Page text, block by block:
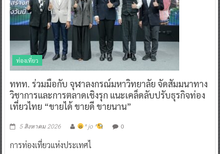
ท่องเที่ยว
ททท. ร่วมมือกับ จุฬาลงกรณ์มหาวิทยาลัย จัดสัมมนาทาง
วิชาการและการตลาดเชิงรุก แนะเคล็ดลับปรับธุรกิจท่อง
เที่ยวไทย “ขายได้ ขายดี ขายนาน”
5 สิงหาคม 2026 ^ jo ^ 0
การท่องเที่ยวแห่งประเทศไ